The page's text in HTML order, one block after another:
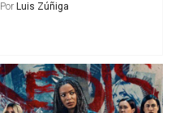
Por Luis Zúñiga